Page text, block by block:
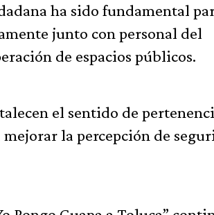
ha sido fundamental
junto con personal del
de espacios públicos.
el sentido de
la percepción de